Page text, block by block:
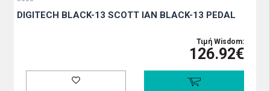
DIGITECH BLACK-13 SCOTT IAN BLACK-13 PEDAL
Τιμή Wisdom:
126.92€